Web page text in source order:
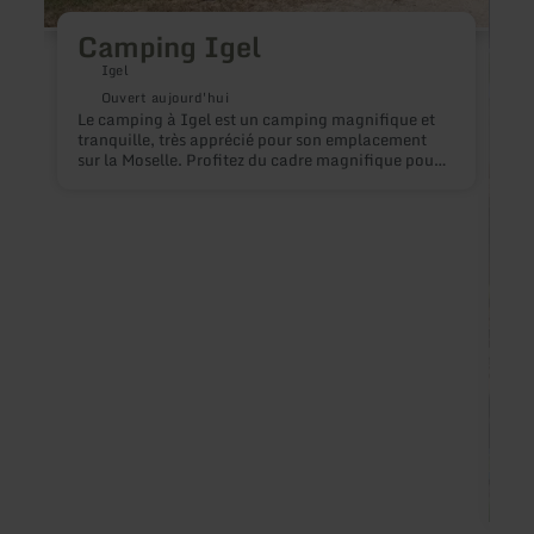
Camping Igel
Igel
Ouvert aujourd'hui
Le camping à Igel est un camping magnifique et
tranquille, très apprécié pour son emplacement
sur la Moselle. Profitez du cadre magnifique pour